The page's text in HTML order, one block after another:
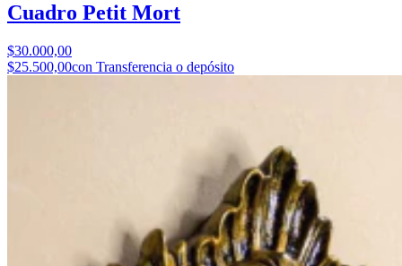
Cuadro Petit Mort
$30.000,00
$25.500,00con Transferencia o depósito